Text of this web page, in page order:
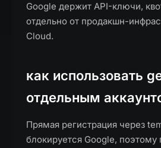
Google держит API-ключи,
отдельно от продакшн-
Cloud.
как использовать
отдельным
Прямая регистрация через
блокируется Google, поэтому